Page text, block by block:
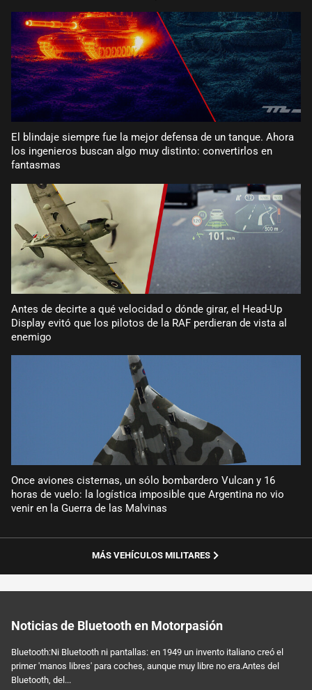
El blindaje siempre fue la mejor defensa de un tanque. Ahora
los ingenieros buscan algo muy distinto: convertirlos en
fantasmas
Antes de decirte a qué velocidad o dónde girar, el Head-Up
Display evitó que los pilotos de la RAF perdieran de vista al
enemigo
Once aviones cisternas, un sólo bombardero Vulcan y 16
horas de vuelo: la logística imposible que Argentina no vio
venir en la Guerra de las Malvinas
MÁS VEHÍCULOS MILITARES
Noticias de Bluetooth en Motorpasión
Bluetooth:Ni Bluetooth ni pantallas: en 1949 un invento italiano creó el
primer 'manos libres' para coches, aunque muy libre no era.Antes del
Bluetooth, del...